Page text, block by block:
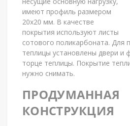
имеют профиль размером
20х20 мм. В качестве
покрытия используют листы
сотового поликарбоната. Для
теплицы установлены двери и
торце теплицы. Покрытие
нужно снимать.
ПРОДУМАННАЯ
КОНСТРУКЦИЯ